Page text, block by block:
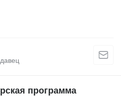
программа